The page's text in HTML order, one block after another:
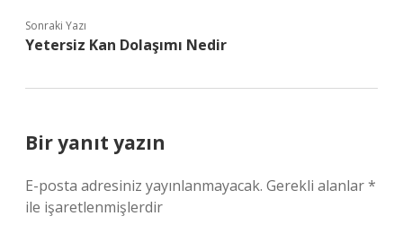
Sonraki Yazı
Yetersiz Kan Dolaşımı Nedir
Bir yanıt yazın
E-posta adresiniz yayınlanmayacak. Gerekli alanlar*
ile işaretlenmişlerdir